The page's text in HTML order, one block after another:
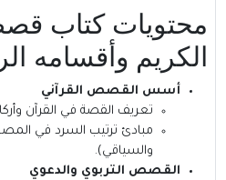
محتويات كتاب
الكريم وأقسامه
أسس القصص القرآني
تعريف القصة في القرآن
مبادئ ترتيب السرد في
والسياقي).
القصص التربوي والدعوي